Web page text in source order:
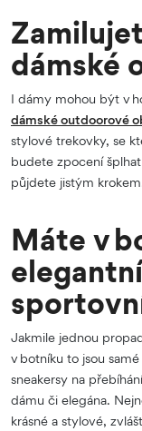
dámské
I dámy mohou být v
dámské outdoorové
stylové trekovky, se
budete zpocení
půjdete jistým
Máte v
Jakmile jednou
v botníku to jsou
sneakersy na
dámu či elegána.
krásné a stylové,